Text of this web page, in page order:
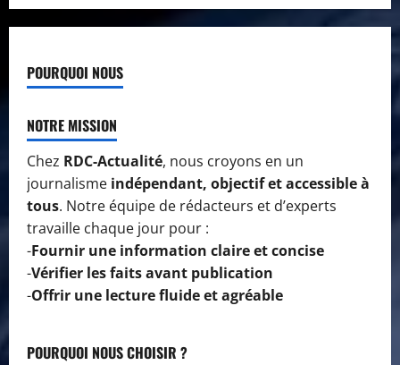
POURQUOI NOUS
NOTRE MISSION
Chez RDC-Actualité, nous croyons en un
journalisme indépendant, objectif et accessible à
tous. Notre équipe de rédacteurs et d’experts
travaille chaque jour pour :
-Fournir une information claire et concise
-Vérifier les faits avant publication
-Offrir une lecture fluide et agréable
POURQUOI NOUS CHOISIR ?